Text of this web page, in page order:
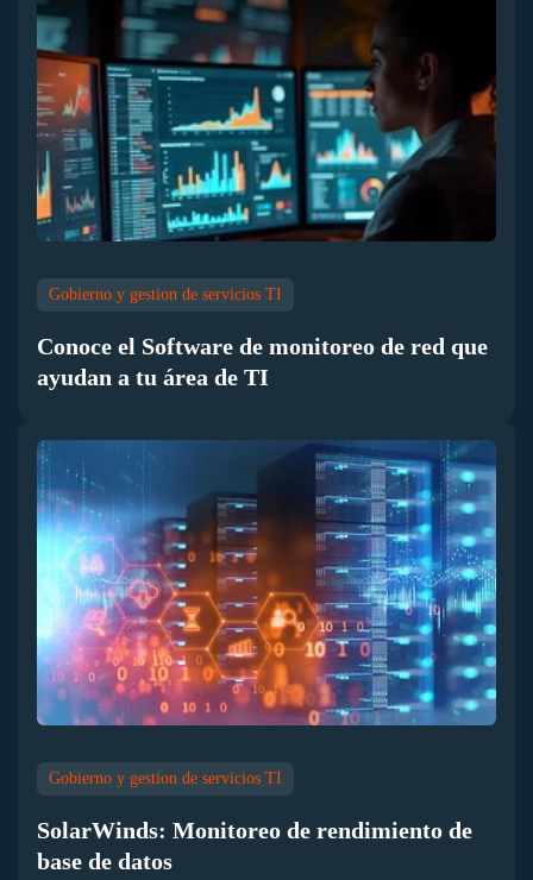
Gobierno y gestion de servicios TI
Conoce el Software de monitoreo de red que
ayudan a tu área de TI
Gobierno y gestion de servicios TI
SolarWinds: Monitoreo de rendimiento de
base de datos